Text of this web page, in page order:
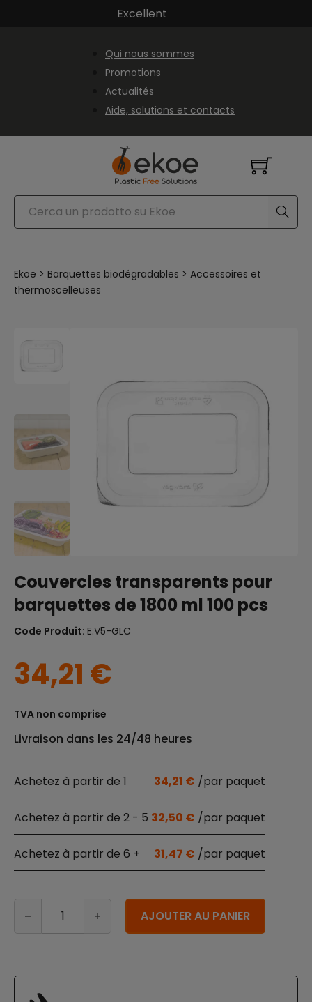
Passer au contenu principal
Passer au pied de page
Excellent
Qui nous sommes
Promotions
Actualités
Aide, solutions et contacts
Rechercher
Ekoe > Barquettes biodégradables > Accessoires et
thermoscelleuses
Couvercles transparents pour
barquettes de 1800 ml 100 pcs
Code Produit: E.V5-GLC
34,21 €
TVA non comprise
Livraison dans les 24/48 heures
1 34,21 €
2 - 5 32,50 €
6 + 31,47 €
quantité de Couvercles transparents pour barquettes
AJOUTER AU PANIER
Alternative: